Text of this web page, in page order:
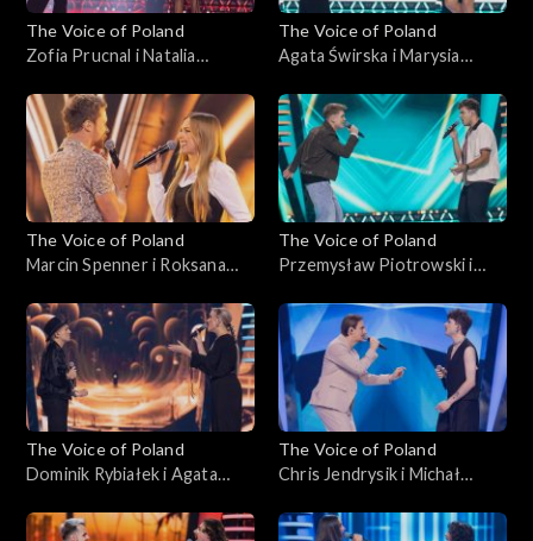
The Voice of Poland
Zofia Prucnal i Natalia
„The Voice of Poland”, Bitwy,
18 października 2025
The Voice of Poland
Agata Świrska i Marysia
Voice of Poland”, Bitwy, 18
października 2025
The Voice of Poland
Marcin Spenner i Roksana
„The Voice of Poland”, Bitwy,
18 października 2025
The Voice of Poland
Przemysław Piotrowski i
monet”; „The Voice of
Poland”, Bitwy, 18
października 2025
The Voice of Poland
Dominik Rybiałek i Agata
Ciebie”; „The Voice of
The Voice of Poland
Chris Jendrysik i Michał
in the Mirror”; „The Voice of